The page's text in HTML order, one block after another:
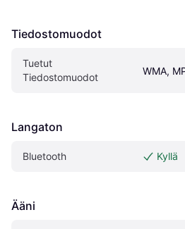
Tiedostomuodot
Tuetut
Tiedostomuodot
WMA,
Langaton
Bluetooth Kyllä
Ääni